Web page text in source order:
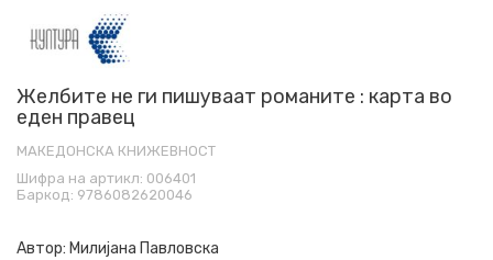
Желбите не ги пишуваат романите : карта во
еден правец
МАКЕДОНСКА КНИЖЕВНОСТ
Шифра на артикл: 006401
Баркод: 9786082620046
Автор: Милијана Павловска